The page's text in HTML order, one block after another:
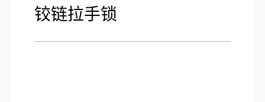
铰链拉手锁